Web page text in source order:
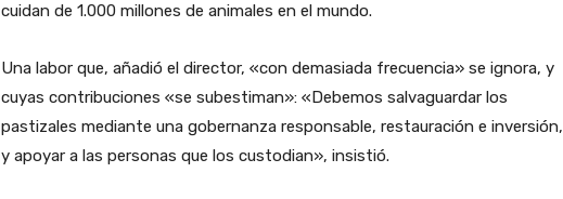
cuidan de 1.000 millones de animales en el mundo.
Una labor que, añadió el director, «con demasiada frecuencia» se ignora, y
cuyas contribuciones «se subestiman»: «Debemos salvaguardar los
pastizales mediante una gobernanza responsable, restauración e inversión,
y apoyar a las personas que los custodian», insistió.